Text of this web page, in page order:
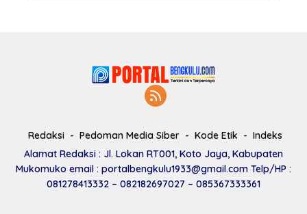
Redaksi Pedoman Media Siber Kode Etik
Indeks
Alamat Redaksi : Jl. Lokan RT001, Koto Jaya, Kabupaten
Mukomuko email : portalbengkulu1933@gmail.com Telp/HP :
081278413332 – 082182697027 – 085367333361